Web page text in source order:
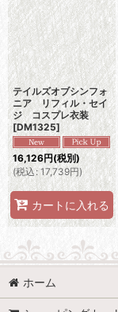
並び順:
テイルズオブシンフォ
ニア リフィル・セイ
ジ コスプレ衣装
[DM1325]
16,126円(税別)
(税込: 17,739円)
カートに入れる
ホーム